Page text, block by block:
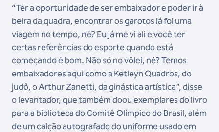
“Ter a oportunidade de ser embaixador e poder ir à
beira da quadra, encontrar os garotos lá foi uma
viagem no tempo, né? Eu já me vi ali e você ter
certas referências do esporte quando está
começando é bom. Não só no vôlei, né? Temos
embaixadores aqui como a Ketleyn Quadros, do
judô, o Arthur Zanetti, da ginástica artística”, disse
o levantador, que também doou exemplares do livro
para a biblioteca do Comitê Olímpico do Brasil, além
de um calção autografado do uniforme usado em